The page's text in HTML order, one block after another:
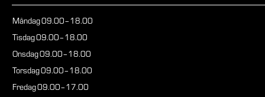
Måndag09.00–18.00
Tisdag09.00–18.00
Onsdag09.00–18.00
Torsdag09.00–18.00
Fredag09.00–17.00